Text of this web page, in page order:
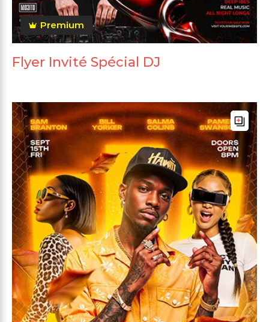
Premium
Flyer Invité Spécial DJ